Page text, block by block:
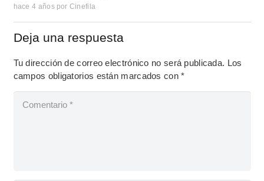
hace 4 años por Cinefila
Deja una respuesta
Tu dirección de correo electrónico no será publicada. Los
campos obligatorios están marcados con*